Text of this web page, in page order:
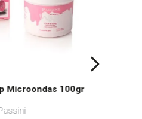
Microondas 100gr